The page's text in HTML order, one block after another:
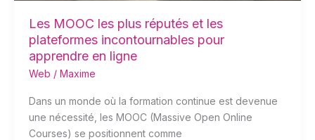
Les MOOC les plus réputés et les
plateformes incontournables pour
apprendre en ligne
Web / Maxime
Dans un monde où la formation continue est devenue
une nécessité, les MOOC (Massive Open Online
Courses) se positionnent comme
en
ligne